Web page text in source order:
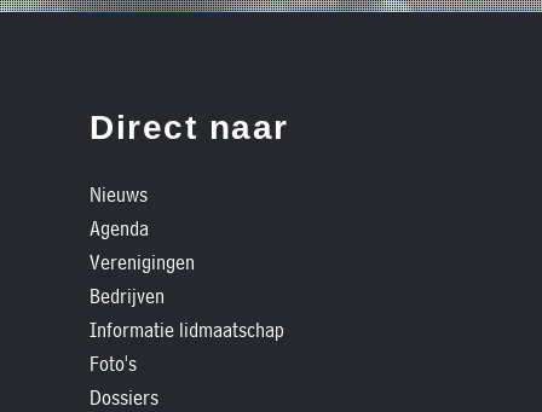
Direct naar
Nieuws
Agenda
Verenigingen
Bedrijven
Informatie lidmaatschap
Foto's
Dossiers
lidmaatschap
Trefpunt
Foto's
Historische
verhalen
Dossiers
Algemeen
Anco